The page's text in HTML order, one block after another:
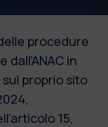
procedure
in
proprio sito
15,